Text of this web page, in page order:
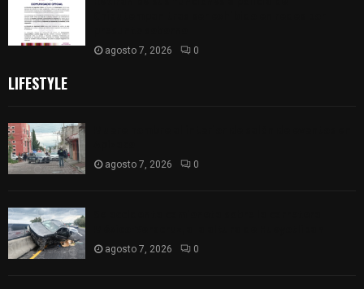
agosto 7, 2026 0
LIFESTYLE
agosto 7, 2026 0
agosto 7, 2026 0